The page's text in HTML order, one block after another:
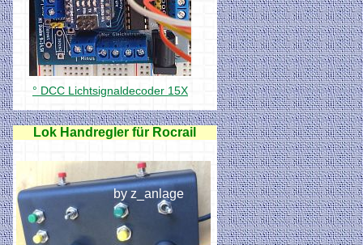
° DCC Lichtsignaldecoder 15X
Lok Handregler für Rocrail
by z_anlage